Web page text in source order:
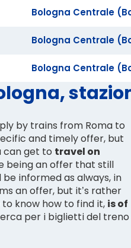
Bologna Centrale
Bologna Centrale
Bologna Centrale
by trains from Roma to
and timely offer, but
can get to travel on
being an offer that still
informed as always, in
an offer, but it’s rather
know how to find it, is of
per i biglietti del treno